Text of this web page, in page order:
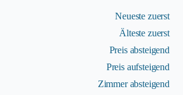
Neueste zuerst
Älteste zuerst
Preis absteigend
Preis aufsteigend
Zimmer absteigend